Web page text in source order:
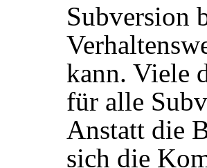
Subversion
kann. Viele
für alle
Anstatt die
sich die